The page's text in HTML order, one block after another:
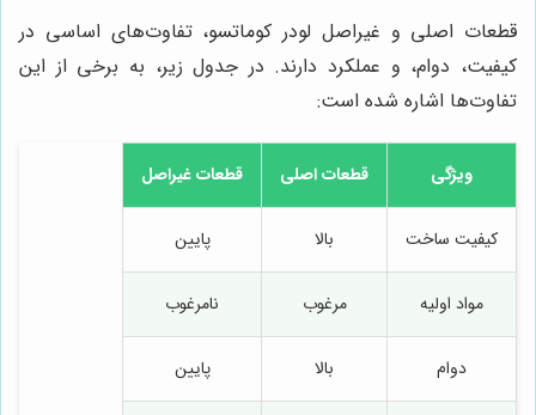
قطعات اصلی و غیراصل لودر کوماتسو، تفاوت‌های اساسی در
کیفیت، دوام، و عملکرد دارند. در جدول زیر، به برخی از این
تفاوت‌ها اشاره شده است:
ویژگی قطعات اصلی قطعات غیراصل
کیفیت ساخت بالا پایین
مواد اولیه مرغوب نامرغوب
دوام بالا پایین